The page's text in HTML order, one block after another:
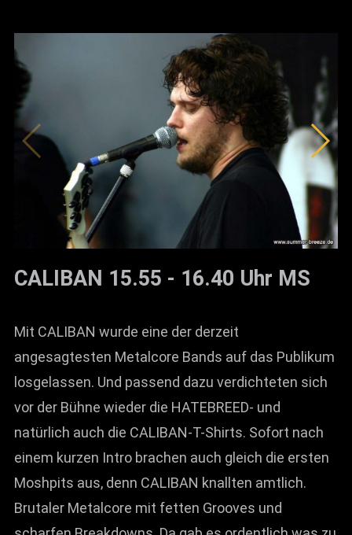
CALIBAN 15.55 - 16.40 Uhr MS
Mit CALIBAN wurde eine der derzeit
angesagtesten Metalcore Bands auf das Publikum
losgelassen. Und passend dazu verdichteten sich
vor der Bühne wieder die HATEBREED- und
natürlich auch die CALIBAN-T-Shirts. Sofort nach
einem kurzen Intro brachen auch gleich die ersten
Moshpits aus, denn CALIBAN knallten amtlich.
Brutaler Metalcore mit fetten Grooves und